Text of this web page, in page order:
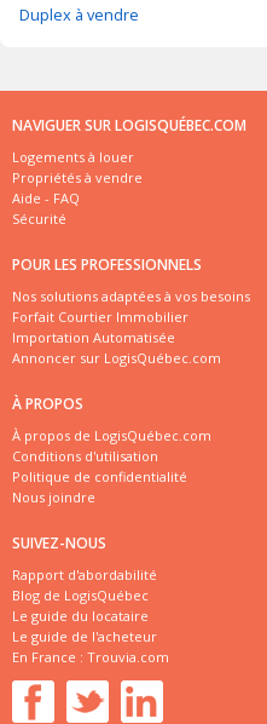
Duplex à vendre
NAVIGUER SUR LOGISQUÉBEC.COM
Logements à louer
Propriétés à vendre
Aide - FAQ
Sécurité
POUR LES PROFESSIONNELS
Nos solutions adaptées à vos besoins
Forfait Courtier Immobilier
Importation Automatisée
Annoncer sur LogisQuébec.com
À PROPOS
À propos de LogisQuébec.com
Conditions d'utilisation
Politique de confidentialité
Nous joindre
SUIVEZ-NOUS
Rapport d'abordabilité
Blog de LogisQuébec
Le guide du locataire
Le guide de l'acheteur
En France : Trouvia.com